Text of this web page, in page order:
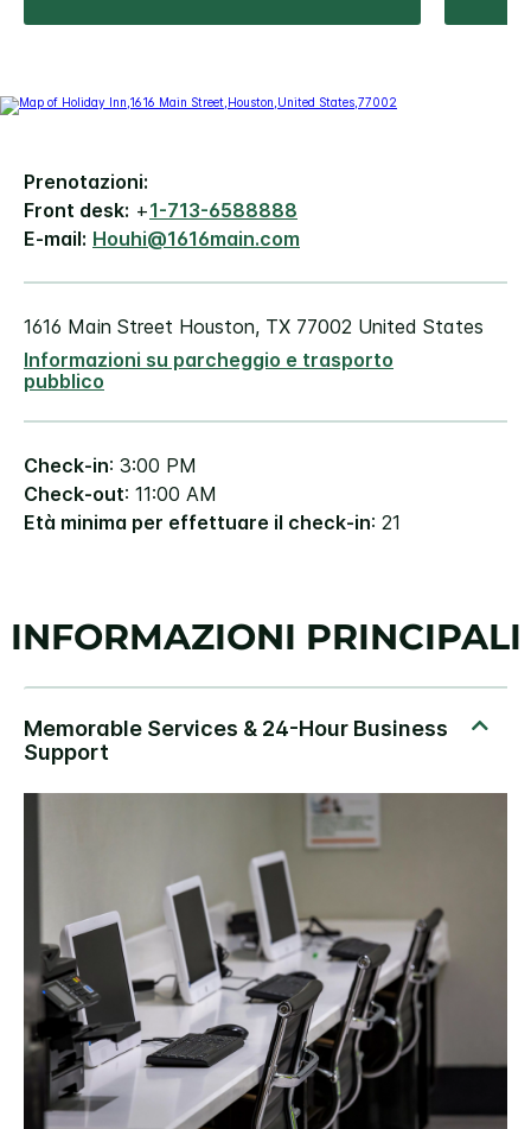
Prenotazioni:
Front desk: +1-713-6588888
E-mail: Houhi@1616main.com
1616 Main Street Houston, TX 77002 United States
Informazioni su parcheggio e trasporto
pubblico
Check-in: 3:00 PM
Check-out: 11:00 AM
Età minima per effettuare il check-in: 21
INFORMAZIONI PRINCIPALI